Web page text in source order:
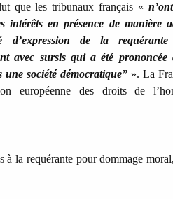
que les tribunaux français «
intérêts en présence de manière
d’expression de la
avec sursis qui a été
une société démocratique” ». La
européenne des droits de
à la requérante pour dommage